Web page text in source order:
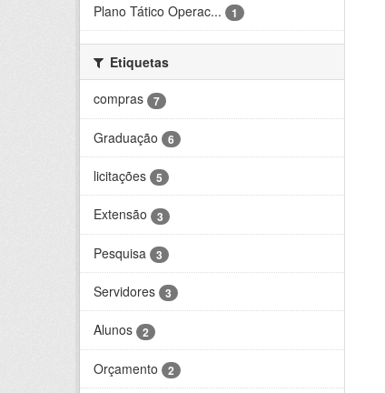
Plano Tático Operac... 1
Etiquetas
compras
7
Graduação 6
licitações 5
Extensão 3
Pesquisa 3
Servidores 3
Alunos 2
Orçamento 2